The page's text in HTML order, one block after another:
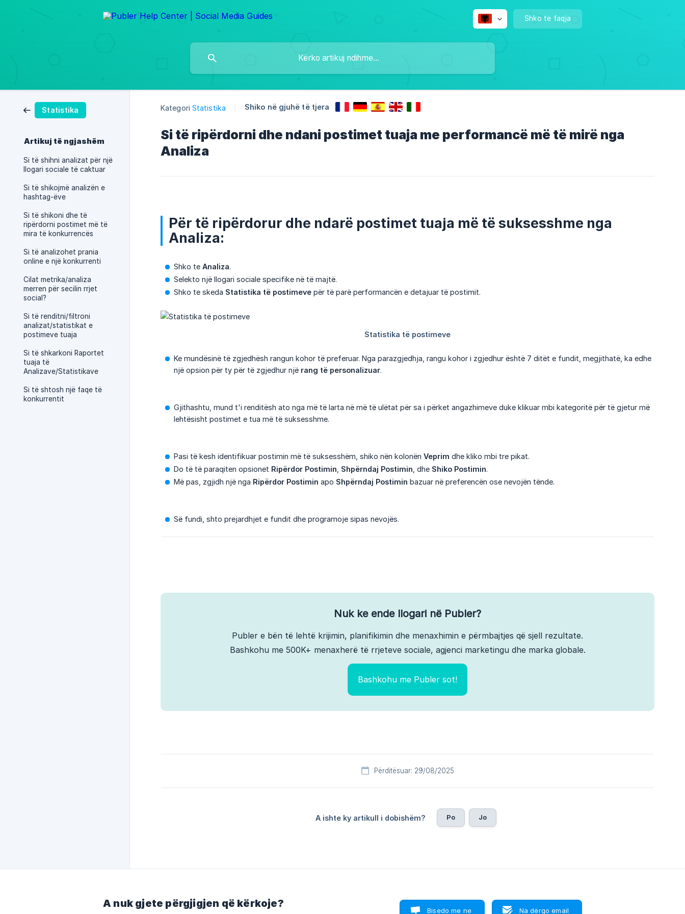
Shko te faqja
Statistika
Artikuj të ngjashëm
Si të shihni analizat për një
llogari sociale të caktuar
Si të shikojmë analizën e
hashtag-ëve
Si të shikoni dhe të
ripërdorni postimet më të
mira të konkurrencës
Si të analizohet prania
online e një konkurrenti
Cilat metrika/analiza
merren për secilin rrjet
social?
Si të renditni/filtroni
analizat/statistikat e
postimeve tuaja
Si të shkarkoni Raportet
tuaja të
Analizave/Statistikave
Si të shtosh një faqe të
konkurrentit
Kategori Statistika Shiko në gjuhë të tjera
Si të ripërdorni dhe ndani postimet tuaja me performancë më të mirë nga
Analiza
Për të ripërdorur dhe ndarë postimet tuaja më të suksesshme nga
Analiza:
Shko te Analiza.
Selekto një llogari sociale specifike në të majtë.
Shko te skeda Statistika të postimeve për të parë performancën e detajuar të postimit.
Ke mundësinë të zgjedhësh rangun kohor të preferuar. Nga parazgjedhja, rangu kohor i zgjedhur është 7 ditët e fundit, megjithatë, ka edhe
një opsion për ty për të zgjedhur një rang të personalizuar.
Gjithashtu, mund t'i renditësh ato nga më të larta në më të ulëtat për sa i përket angazhimeve duke klikuar mbi kategoritë për të gjetur më
lehtësisht postimet e tua më të suksesshme.
Pasi të kesh identifikuar postimin më të suksesshëm, shiko nën kolonën Veprim dhe kliko mbi tre pikat.
Do të të paraqiten opsionet Ripërdor Postimin Shpërndaj Postimin , dhe Shiko Postimin.
Më pas, zgjidh një nga Ripërdor Postimin apo Shpërndaj Postimin bazuar në preferencën ose nevojën tënde.
Së fundi, shto prejardhjet e fundit dhe programoje sipas nevojës.
Nuk ke ende llogari në Publer?
Publer e bën të lehtë krijimin, planifikimin dhe menaxhimin e përmbajtjes që sjell rezultate.
Bashkohu me 500K+ menaxherë të rrjeteve sociale, agjenci marketingu dhe marka globale.
Bashkohu me Publer sot!
Përditësuar: 29/08/2025
A ishte ky artikull i dobishëm? Po Jo
A nuk gjete përgjigjen që kërkoje?
Bisedo me ne Na dërgo email